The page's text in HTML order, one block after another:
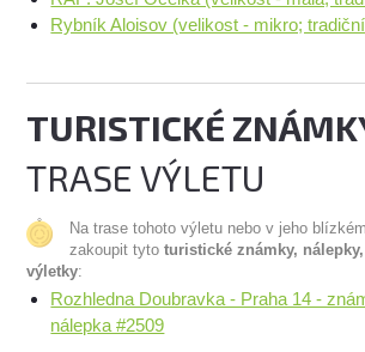
Rybník Aloisov (velikost - mikro;
TURISTICKÉ
TRASE VÝLETU
Na trase tohoto výletu nebo v jeho
zakoupit tytoturistické známky,
výletky:
Rozhledna Doubravka - Praha 14 -
nálepka #2509